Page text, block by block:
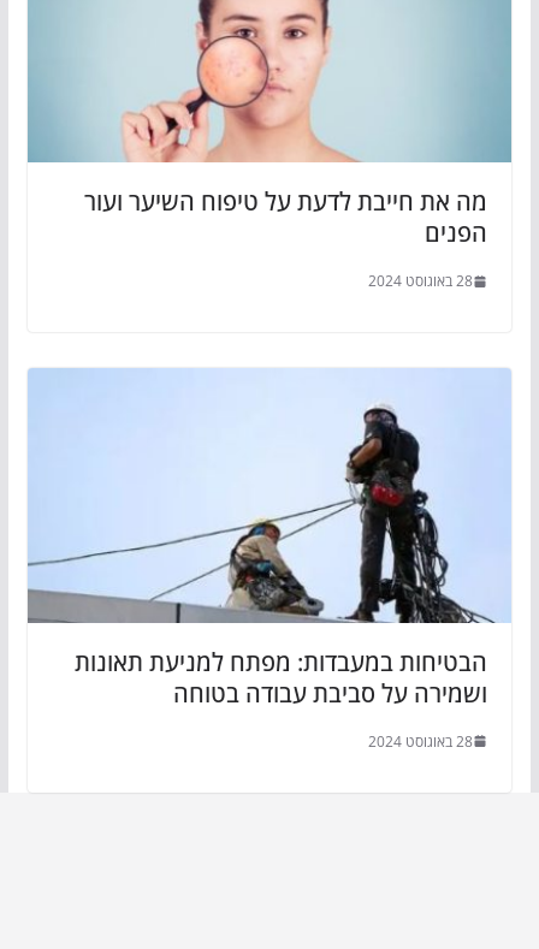
מה את חייבת לדעת על טיפוח השיער ועור
הפנים
28 באוגוסט 2024
הבטיחות במעבדות: מפתח למניעת תאונות
ושמירה על סביבת עבודה בטוחה
28 באוגוסט 2024